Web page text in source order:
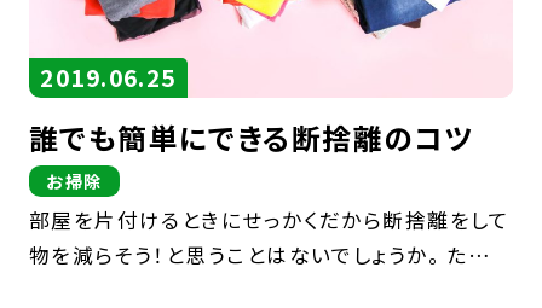
2019.06.25
誰でも簡単にできる断捨離のコツ
お掃除
部屋を片付けるときにせっかくだから断捨離をして
物を減らそう！と思うことはないでしょうか。 ただ断